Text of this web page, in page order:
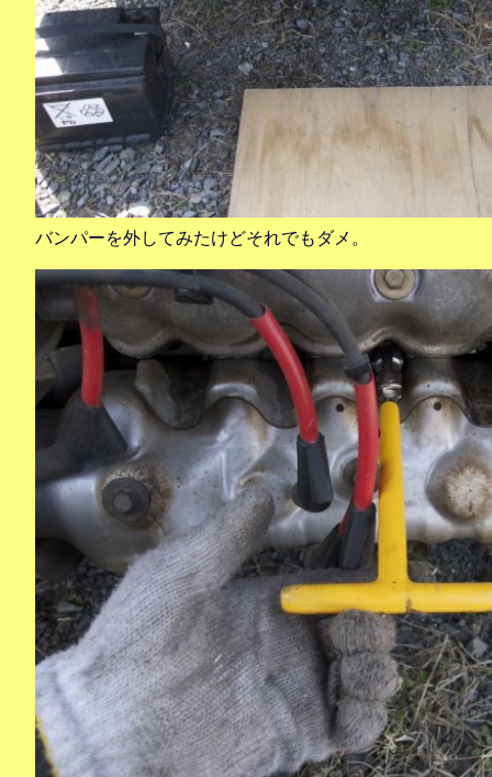
バンパーを外してみたけどそれでもダメ。